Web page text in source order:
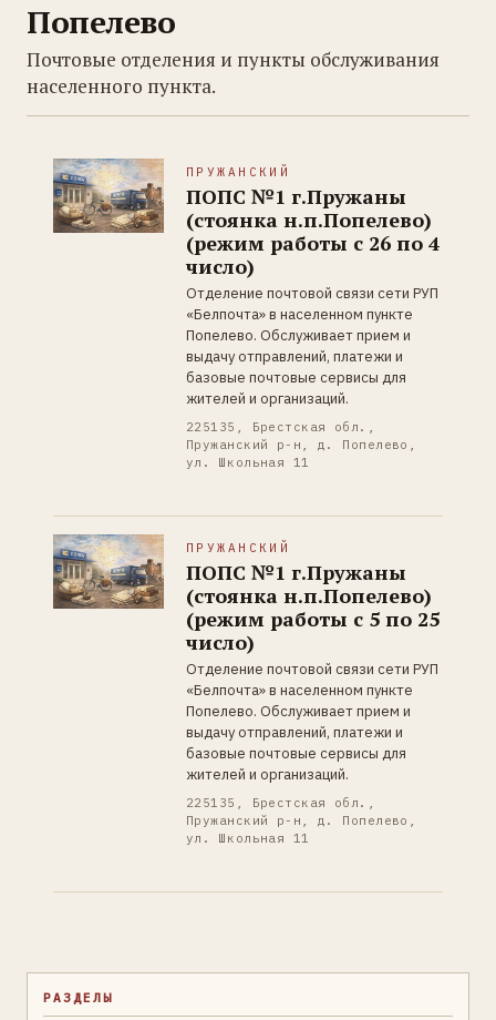
Попелево
Почтовые отделения и пункты обслуживания
населенного пункта.
ПРУЖАНСКИЙ
ПОПС №1 г.Пружаны
(стоянка н.п.Попелево)
(режим работы с 26 по 4
число)
Отделение почтовой связи сети РУП
«Белпочта» в населенном пункте
Попелево. Обслуживает прием и
выдачу отправлений, платежи и
базовые почтовые сервисы для
жителей и организаций.
225135, Брестская обл.,
Пружанский р-н, д. Попелево,
ул. Школьная 11
ПРУЖАНСКИЙ
ПОПС №1 г.Пружаны
(стоянка н.п.Попелево)
(режим работы с 5 по 25
число)
Отделение почтовой связи сети РУП
«Белпочта» в населенном пункте
Попелево. Обслуживает прием и
выдачу отправлений, платежи и
базовые почтовые сервисы для
жителей и организаций.
225135, Брестская обл.,
Пружанский р-н, д. Попелево,
ул. Школьная 11
РАЗДЕЛЫ